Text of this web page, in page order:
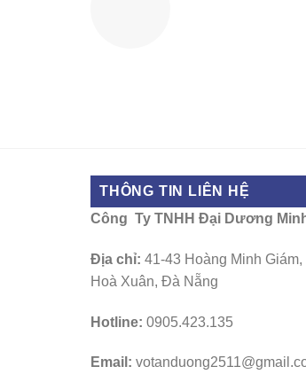
THÔNG TIN LIÊN HỆ
Công Ty TNHH Đại Dương
Địa chỉ: 41-43 Hoàng Minh Giám,
Hoà Xuân, Đà Nẵng
Hotline: 0905.423.135
Email: